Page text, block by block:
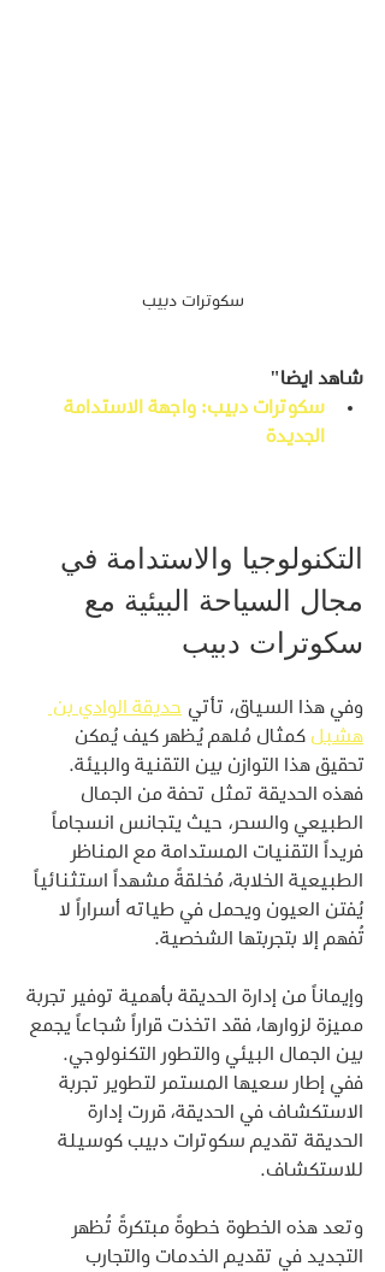
سكوترات دبيب
شاهد ايضا"
سكوترات دبيب: واجهة الاستدامة
الجديدة
التكنولوجيا والاستدامة في
مجال السياحة البيئية مع
سكوترات دبيب
وفي هذا السياق، تأتي حديقة الوادي بن
هشبل كمثال مُلهم يُظهر كيف يُمكن
تحقيق هذا التوازن بين التقنية والبيئة.
فهذه الحديقة تمثل تحفة من الجمال
الطبيعي والسحر، حيث يتجانس انسجاماً
فريداً التقنيات المستدامة مع المناظر
الطبيعية الخلابة، مُخلقةً مشهداً استثنائياً
يُفتن العيون ويحمل في طياته أسراراً لا
تُفهم إلا بتجربتها الشخصية.
وإيماناً من إدارة الحديقة بأهمية توفير تجربة
مميزة لزوارها، فقد اتخذت قراراً شجاعاً يجمع
بين الجمال البيئي والتطور التكنولوجي.
ففي إطار سعيها المستمر لتطوير تجربة
الاستكشاف في الحديقة، قررت إدارة
الحديقة تقديم سكوترات دبيب كوسيلة
للاستكشاف.
وتعد هذه الخطوة خطوةً مبتكرةً تُظهر
التجديد في تقديم الخدمات والتجارب